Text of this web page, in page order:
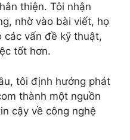
thiện. Tôi nhận
nhờ vào bài viết, họ
các vấn đề kỹ thuật,
tốt hơn.
tôi định hướng phát
thành một nguồn
cậy về công nghệ